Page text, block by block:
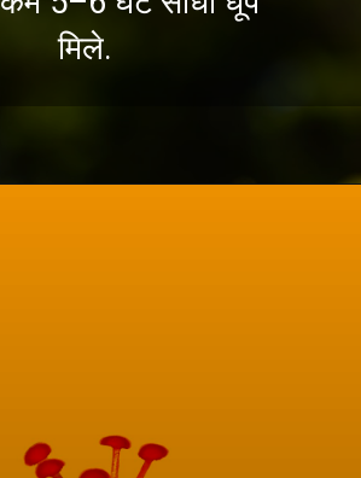
मिले.